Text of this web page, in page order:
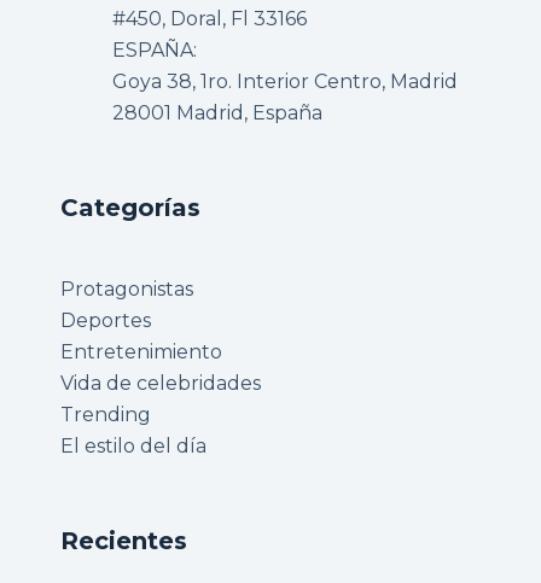
#450, Doral, Fl 33166
ESPAÑA:
Goya 38, 1ro. Interior Centro, Madrid
28001 Madrid, España
Categorías
Protagonistas
Deportes
Entretenimiento
Vida de celebridades
Trending
El estilo del día
Recientes